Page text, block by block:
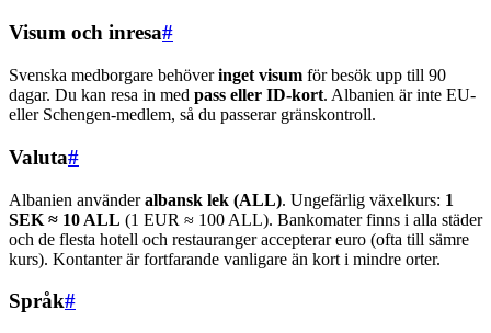
Visum och inresa#
Svenska medborgare behöveringet visum för besök upp till 90
dagar. Du kan resa in med pass eller ID-kort. Albanien är inte EU-
eller Schengen-medlem, så du passerar gränskontroll.
Valuta#
Albanien använderalbansk lek (ALL). Ungefärlig växelkurs: 1
SEK ≈ 10 ALL (1 EUR ≈ 100 ALL). Bankomater finns i alla städer
och de flesta hotell och restauranger accepterar euro (ofta till sämre
kurs). Kontanter är fortfarande vanligare än kort i mindre orter.
Språk#